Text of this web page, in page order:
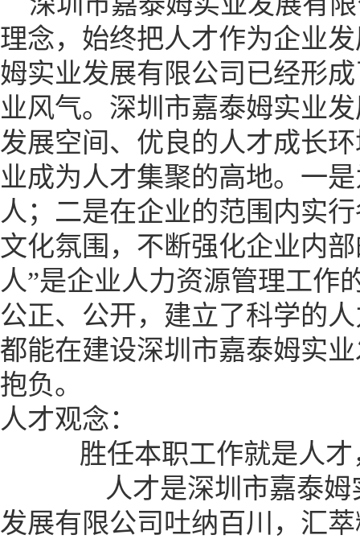
理念，始终把人才作为企业
姆实业发展有限公司已经形
业风气。深圳市嘉泰姆实业
发展空间、优良的人才成长
业成为人才集聚的高地。一
人；二是在企业的范围内实
文化氛围，不断强化企业内
人”是企业人力资源管理工作
公正、公开，建立了科学的
都能在建设深圳市嘉泰姆实
抱负。
人才观念：
胜任本职工作就是人才
人才是深圳市嘉泰姆实
发展有限公司吐纳百川，汇